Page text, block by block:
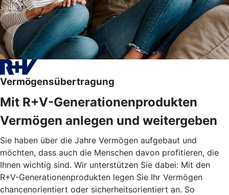
Vermögensübertragung
Mit R+V-Generationenprodukten
Vermögen anlegen und weitergeben
Sie haben über die Jahre Vermögen aufgebaut und
möchten, dass auch die Menschen davon profitieren, die
Ihnen wichtig sind. Wir unterstützen Sie dabei: Mit den
R+V-Generationenprodukten legen Sie Ihr Vermögen
chancenorientiert oder sicherheitsorientiert an. So